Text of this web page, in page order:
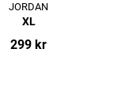
JORDAN
XL
299 kr